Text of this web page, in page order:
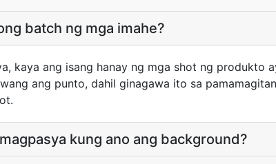
batch ng mga imahe?
kaya ang isang hanay ng mga shot ng produkto
ang punto, dahil ginagawa ito sa
kung ano ang background?